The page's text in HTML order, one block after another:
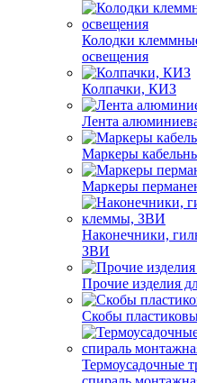
Колодки
освещения
Колпачки, КИЗ
Лента
Маркеры
Маркеры
Наконечники,
ЗВИ
Прочие изделия
Скобы
Термоусадочные